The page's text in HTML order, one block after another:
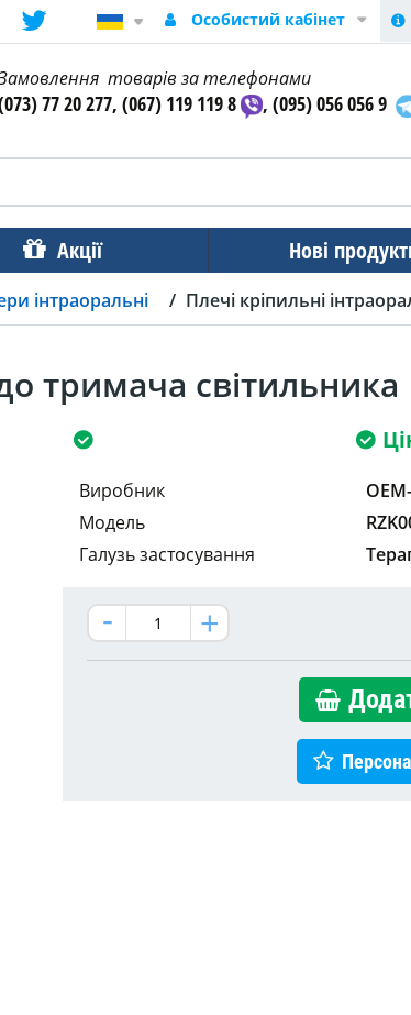
Особистий кабінет
товарів за телефонами
77 20 277, (067) 119 119 8 , (095) 056 056 9
Акції Нові
інтраоральні Плечі кріпильні
тримача світильника
Виробник
Модель
Галузь застосування